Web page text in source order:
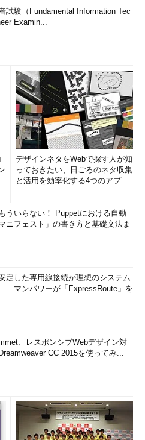
に届いた確認メールか
指定した差出人宛てに
レスであることを確認
グインしたGmailのア
とを確認する。
ウィザードの最後の画
ードを記入し、［確認］ボタン
ード： 確認コードを
が表示されているはず
試験（Fundamental Information Tec
Examin...
デザインネタをWebで探す人が知
っておきたい、日ごろのネタ収集
と活用を効率化する4つのアプリ
ういらない！ Puppetにおける自動
ニフェスト」の書き方と基礎文法ま
定した専用線接続が理想のシステム
マンパワーが「ExpressRoute」を
、レスポンシブWebデザイン対
CC 2015を使ってみ...